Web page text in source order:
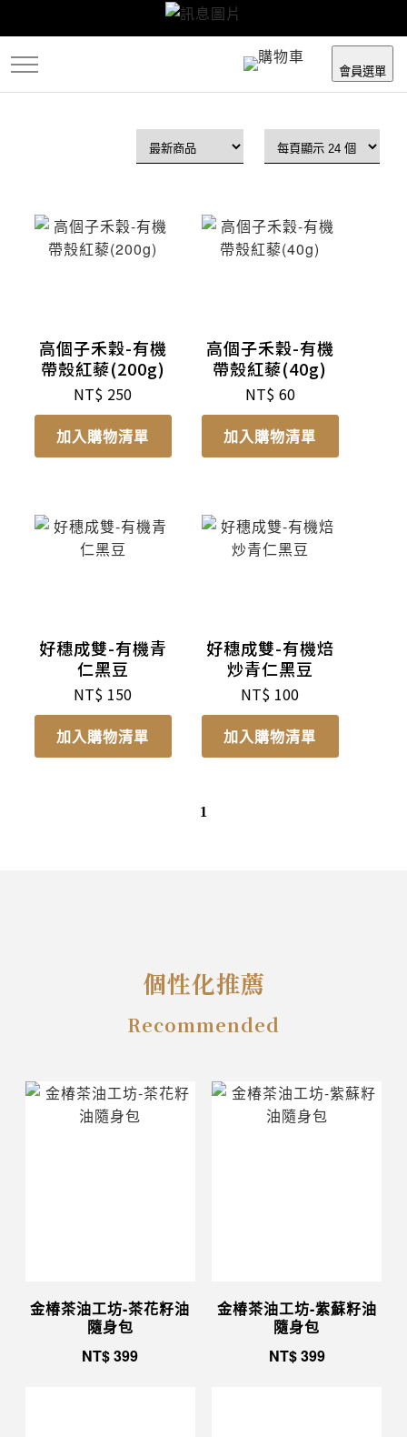
到
主
要
會員選單
高個子禾穀-有機
帶殼紅藜(200g)
NT$ 250
加入購物清單
高個子禾穀-有機
帶殼紅藜(40g)
NT$ 60
加入購物清單
好穗成雙-有機青
仁黑豆
NT$ 150
加入購物清單
好穗成雙-有機焙
炒青仁黑豆
NT$ 100
加入購物清單
1
個性化推薦
Recommended
金椿茶油工坊-茶花籽油
隨身包
NT$399
金椿茶油工坊-紫蘇籽油
隨身包
NT$399